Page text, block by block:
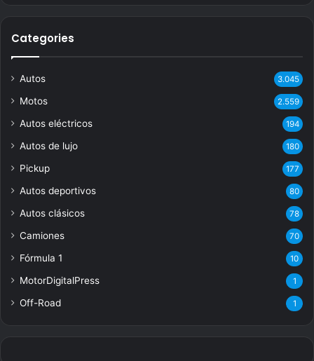
Categories
Autos 3.045
Motos 2.559
Autos eléctricos 194
Autos de lujo 180
Pickup 177
Autos deportivos 80
Autos clásicos 78
Camiones 70
Fórmula 1 10
MotorDigitalPress 1
Off-Road 1